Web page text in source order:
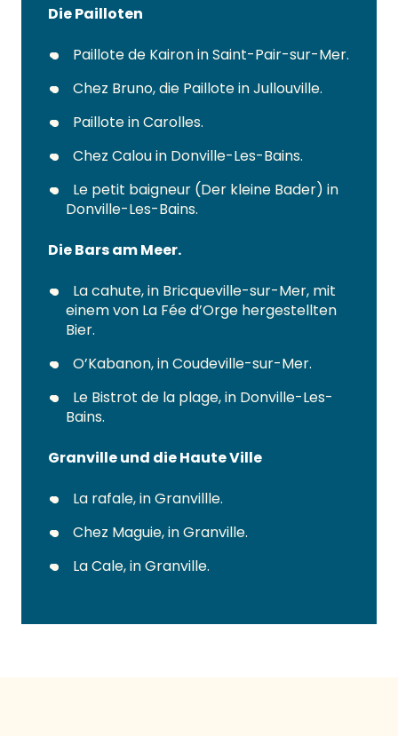
Die Pailloten
Paillote de Kairon in Saint-Pair-sur-Mer.
Chez Bruno, die Paillote in Jullouville.
Paillote in Carolles.
Chez Calou in Donville-Les-Bains.
Le petit baigneur (Der kleine Bader) in
Donville-Les-Bains.
Die Bars am Meer.
La cahute, in Bricqueville-sur-Mer, mit
einem von La Fée d’Orge hergestellten
Bier.
O’Kabanon, in Coudeville-sur-Mer.
Le Bistrot de la plage, in Donville-Les-
Bains.
Granville und die Haute Ville
La rafale, in Granvillle.
Chez Maguie, in Granville.
La Cale, in Granville.